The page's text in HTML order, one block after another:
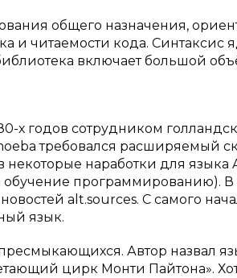
общего назначения,
и читаемости кода. Синтаксис
включает большой
х годов сотрудником
требовался расширяемый
наработки для языка
обучение программированию). В
alt.sources. С самого
язык.
Автор назвал
цирк Монти Пайтона».